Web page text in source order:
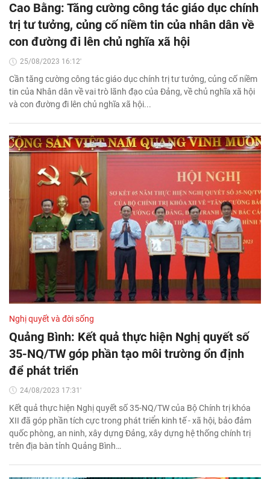
Cao Bằng: Tăng cường công tác giáo dục chính
trị tư tưởng, củng cố niềm tin của nhân dân về
con đường đi lên chủ nghĩa xã hội
25/08/2023 16:12'
Cần tăng cường công tác giáo dục chính trị tư tưởng, củng cố niềm
tin của Nhân dân về vai trò lãnh đạo của Đảng, về chủ nghĩa xã hội
và con đường đi lên chủ nghĩa xã hội...
Nghị quyết và đời sống
Quảng Bình: Kết quả thực hiện Nghị quyết số
35-NQ/TW góp phần tạo môi trường ổn định
để phát triển
24/08/2023 17:31'
Kết quả thực hiện Nghị quyết số 35-NQ/TW của Bộ Chính trị khóa
XII đã góp phần tích cực trong phát triển kinh tế - xã hội, bảo đảm
quốc phòng, an ninh, xây dựng Đảng, xây dựng hệ thống chính trị
trên địa bàn tỉnh Quảng Bình…